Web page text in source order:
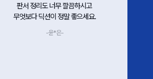
판서 정리도 너무 깔끔하시고
무엇보다 딕션이 정말 좋으세요.
-윤*은-